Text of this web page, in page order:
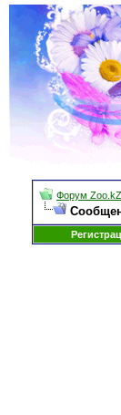
Форум Zoo.kZ